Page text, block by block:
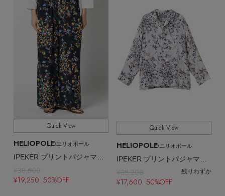
Quick View
HELIOPOLE/エリオポール
¥38,500
¥19,250 50%OFF
Quick View
HELIOPOLE/エリオポール
¥35,200 残りわずか
¥17,600 50%OFF